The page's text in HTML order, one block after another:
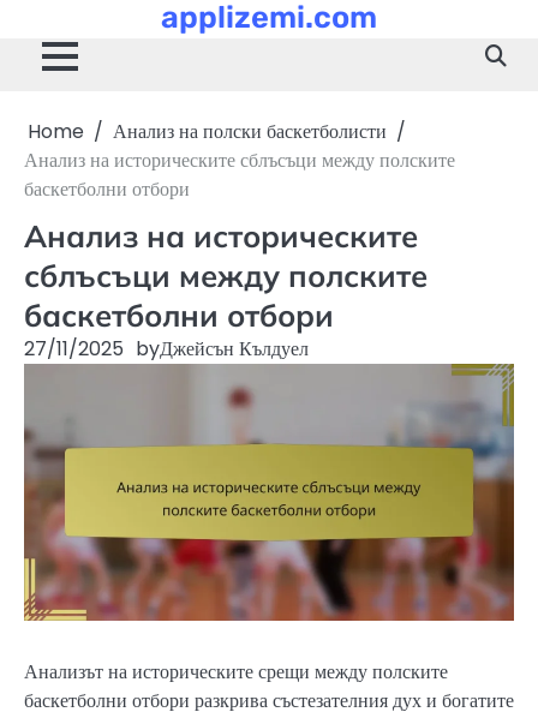
content
applizemi.com
Home
Анализ на полски баскетболисти
Анализ на историческите сблъсъци между полските
баскетболни отбори
Анализ на историческите
сблъсъци между полските
баскетболни отбори
27/11/2025 byДжейсън Кълдуел
Анализът на историческите срещи между полските
баскетболни отбори разкрива състезателния дух и богатите